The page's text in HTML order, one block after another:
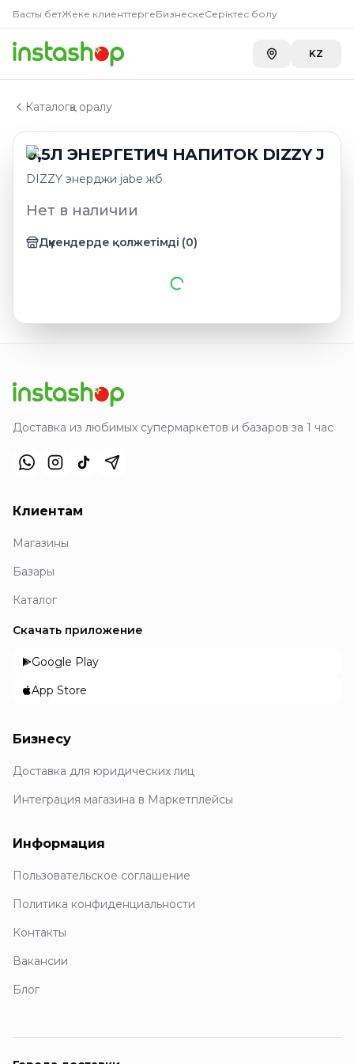
Басты бетЖеке клиенттергеБизнескеСеріктес болу
KZ
Каталогқа оралу
0,5Л ЭНЕРГЕТИЧ НАПИТОК DIZZY J
DIZZY энерджи jabe жб
Нет в наличии
Дүкендерде қолжетімді (0)
Главная
Каталог
Газированные напитки
0,5Л ЭНЕРГЕТИЧ НАПИТОК DIZZY J
Доставка из любимых супермаркетов и базаров за 1 час
Клиентам
Магазины
Базары
Каталог
Скачать приложение
Google Play
App Store
Бизнесу
Доставка для юридических лиц
Интеграция магазина в Маркетплейсы
Информация
Пользовательское соглашение
Политика конфиденциальности
Контакты
Вакансии
Блог